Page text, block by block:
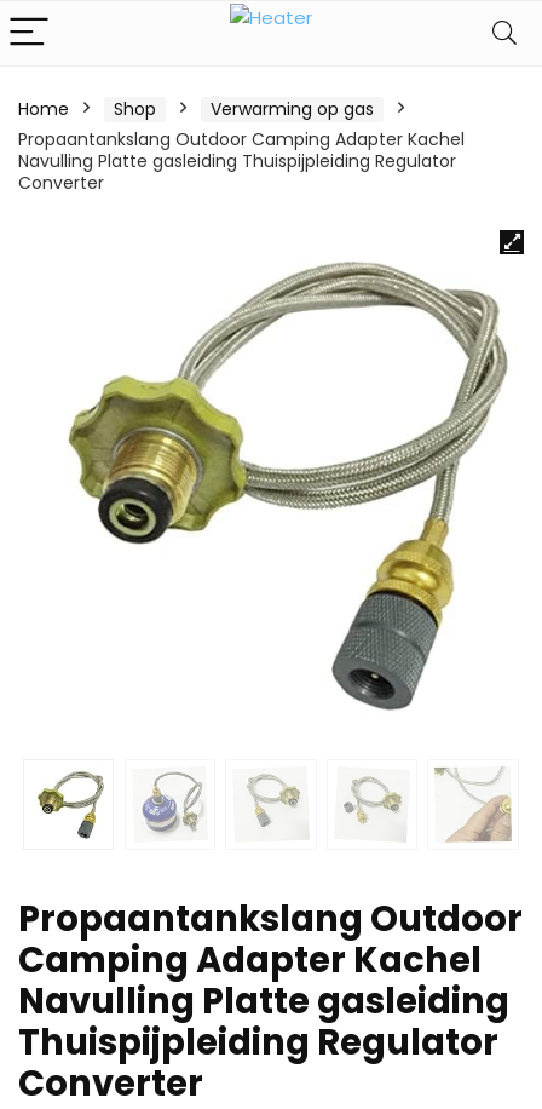
Home Shop
Verwarming op gas
Propaantankslang Outdoor Camping Adapter Kachel
Navulling Platte gasleiding Thuispijpleiding Regulator
Converter
Propaantankslang Outdoor
Camping Adapter Kachel
Navulling Platte gasleiding
Thuispijpleiding Regulator
Converter